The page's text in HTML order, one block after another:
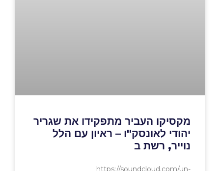
מקסיקו העביר מתפקידו את שגריר
יהודי לאונסק"ו – ראיון עם הלל
נוייר, רשת ב
https://soundcloud.com/un-